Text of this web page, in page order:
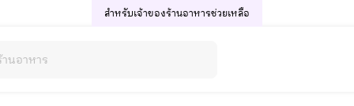
สำหรับเจ้าของร้านอาหารช่วยเหลือ